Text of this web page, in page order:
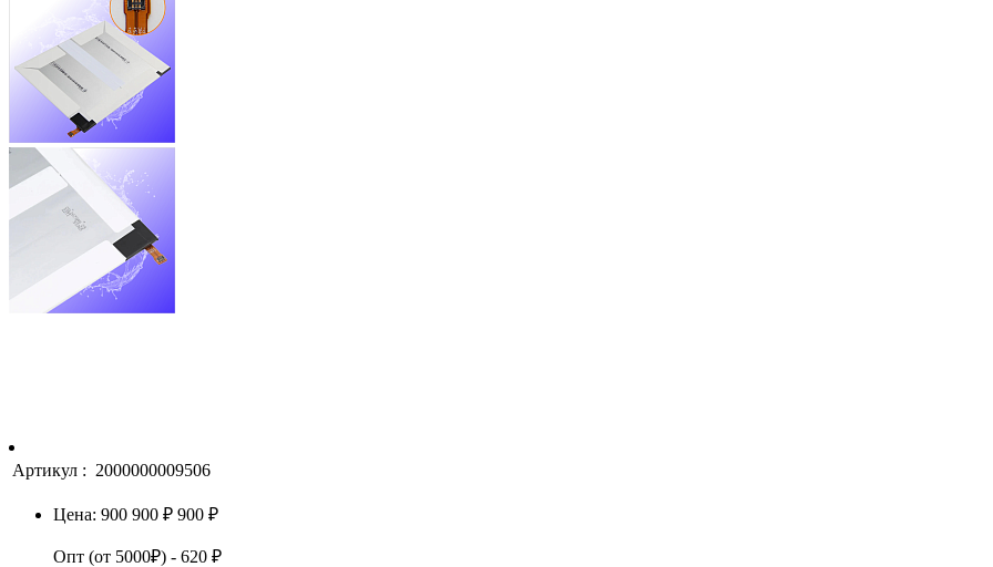
Артикул : 2000000009506
Цена: 900 900 ₽ 900 ₽
Опт (от 5000₽) - 620 ₽